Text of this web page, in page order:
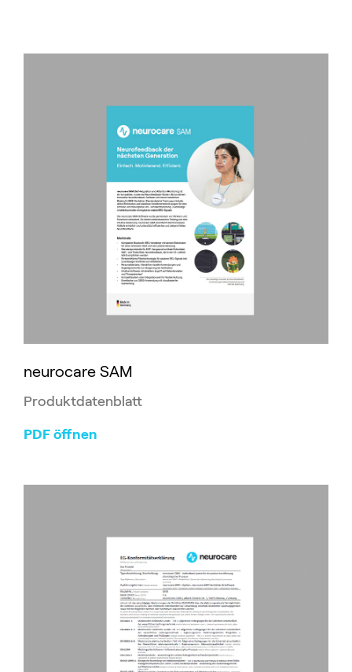
neurocare SAM
Produktdatenblatt
PDF öffnen